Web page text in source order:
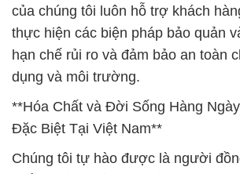
của chúng tôi luôn hỗ trợ khách
thực hiện các biện pháp bảo quản
hạn chế rủi ro và đảm bảo an toàn
dụng và môi trường.
**Hóa Chất và Đời Sống Hàng
Đặc Biệt Tại Việt Nam**
Chúng tôi tự hào được là người